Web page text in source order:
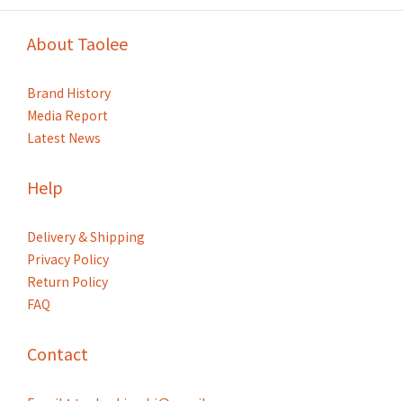
About Taolee
Brand History
Media Report
Latest News
Help
Delivery & Shipping
Privacy Policy
Return Policy
FAQ
Contact